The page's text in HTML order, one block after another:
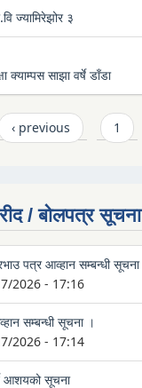
ज्यामिरेझोर ३
क्याम्पस साझा वर्षे डाँडा
‹ previous 1
/ बोलपत्र सूचना
पत्र आव्हान सम्बन्धी सूचना
2026 - 17:16
सम्बन्धी सूचना ।
2026 - 17:14
आशयको सूचना